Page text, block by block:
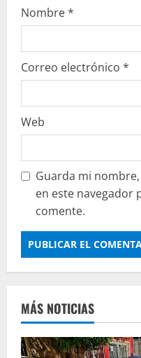
Nombre*
Correo electrónico *
Web
Guarda mi
en este navegador
comente.
MÁS NOTICIAS